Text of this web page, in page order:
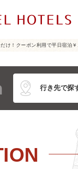
け！クーポン利用で平日宿泊